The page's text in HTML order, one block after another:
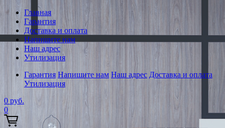
Главная
Гарантия
Доставка и оплата
Напишите нам
Наш адрес
Утилизация
Гарантия Напишите нам Наш адрес Доставка и оплата
Утилизация
0 руб.
0